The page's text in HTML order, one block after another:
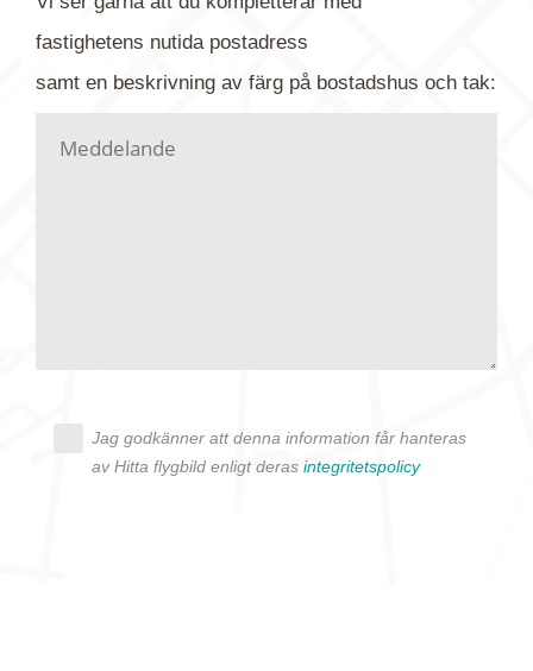
kontaktar dig så fort vi kan, givetvis utan
fastighetens nutidapostadress
samt en beskrivning av färg på bostadshus och tak:
Jag godkänner att denna information får hanteras
av Hitta flygbild enligt deras integritetspolicy